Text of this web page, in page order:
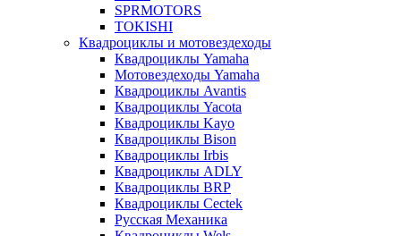
SPRMOTORS
TOKISHI
Квадроциклы и мотовездеходы
Квадроциклы Yamaha
Мотовездеходы Yamaha
Квадроциклы Avantis
Квадроциклы Yacota
Квадроциклы Kayo
Квадроциклы Bison
Квадроциклы Irbis
Квадроциклы ADLY
Квадроциклы BRP
Квадроциклы Cectek
Русская Механика